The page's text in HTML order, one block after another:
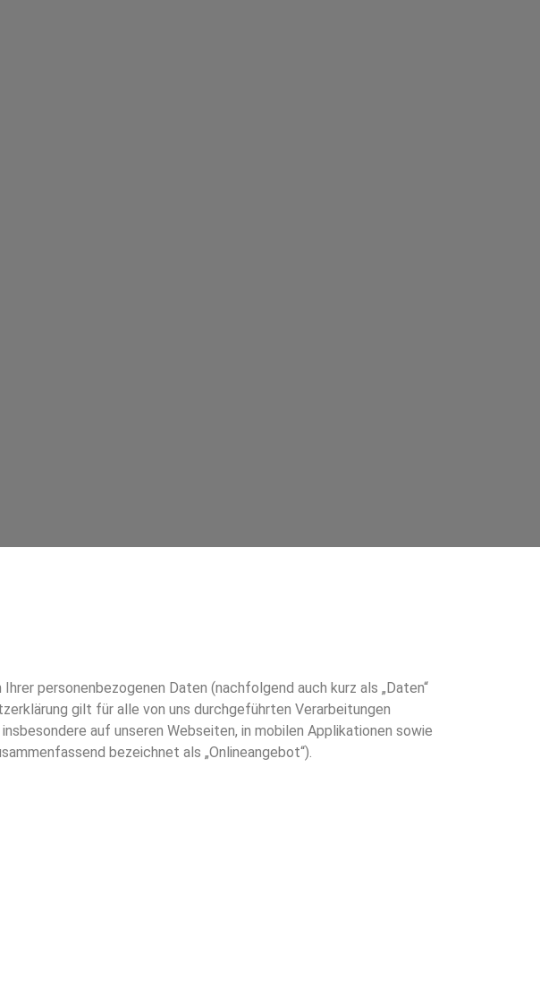
personenbezogenen Daten (nachfolgend auch kurz als „Daten“
gilt für alle von uns durchgeführten Verarbeitungen
auf unseren Webseiten, in mobilen Applikationen sowie
bezeichnet als „Onlineangebot“).